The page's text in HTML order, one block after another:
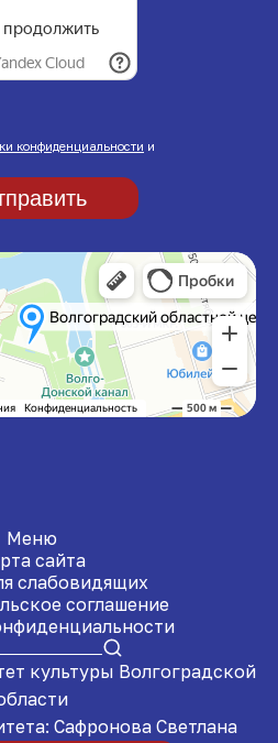
конфиденциальности и
культуры Волгоградской
Сафронова Светлана
Меню
сайта
слабовидящих
соглашение